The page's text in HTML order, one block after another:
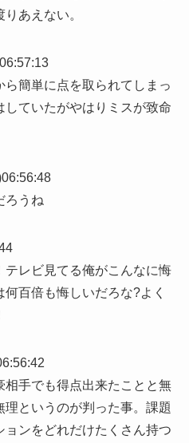
あえない。
簡単に点を取られてしまっ
ていたがやはりミスが致命
ろうね
レビ見てる俺がこんなに悔
百倍も悔しいだろな?よく
手でも得点出来たことと無
というのが判った事。課題
ンをどれだけたくさん持つ